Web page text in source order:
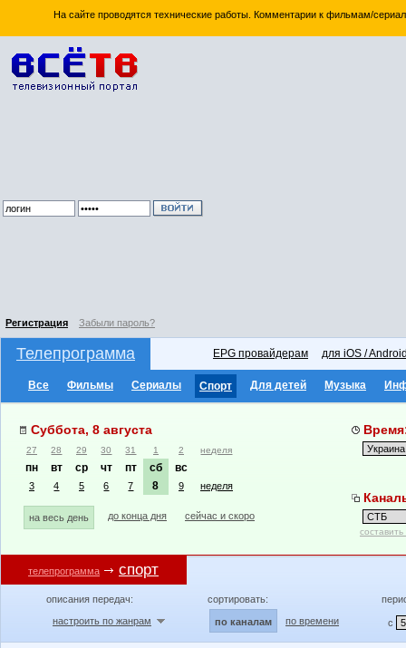
На сайте проводятся технические работы. Комментарии к фильмам/
Регистрация Забыли пароль?
Телепрограмма EPG провайдерам для iOS /
Все Фильмы Сериалы Спорт Для детей Музыка
Суббота, 8 августа
27 28 29 30 31 1 2 неделя
пн вт ср чт пт сб вс
3 4 5 6 7 8 9 неделя
на весь день до конца дня сейчас и скоро
телепрограмма спорт
описания передач:
настроить по жанрам
сортировать:
по каналам по времени с